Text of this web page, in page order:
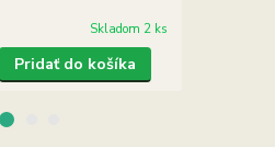
Skladom 2 ks
Pridať do košíka